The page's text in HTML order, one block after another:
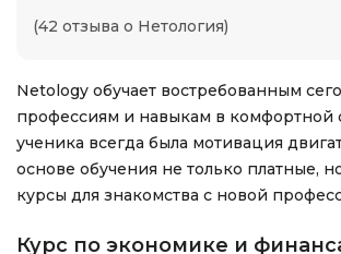
(42 отзыва о Нетология)
Netology обучает востребованным
профессиям и навыкам в комфортной
ученика всегда была мотивация
основе обучения не только платные,
курсы для знакомства с новой
Курс по экономике и